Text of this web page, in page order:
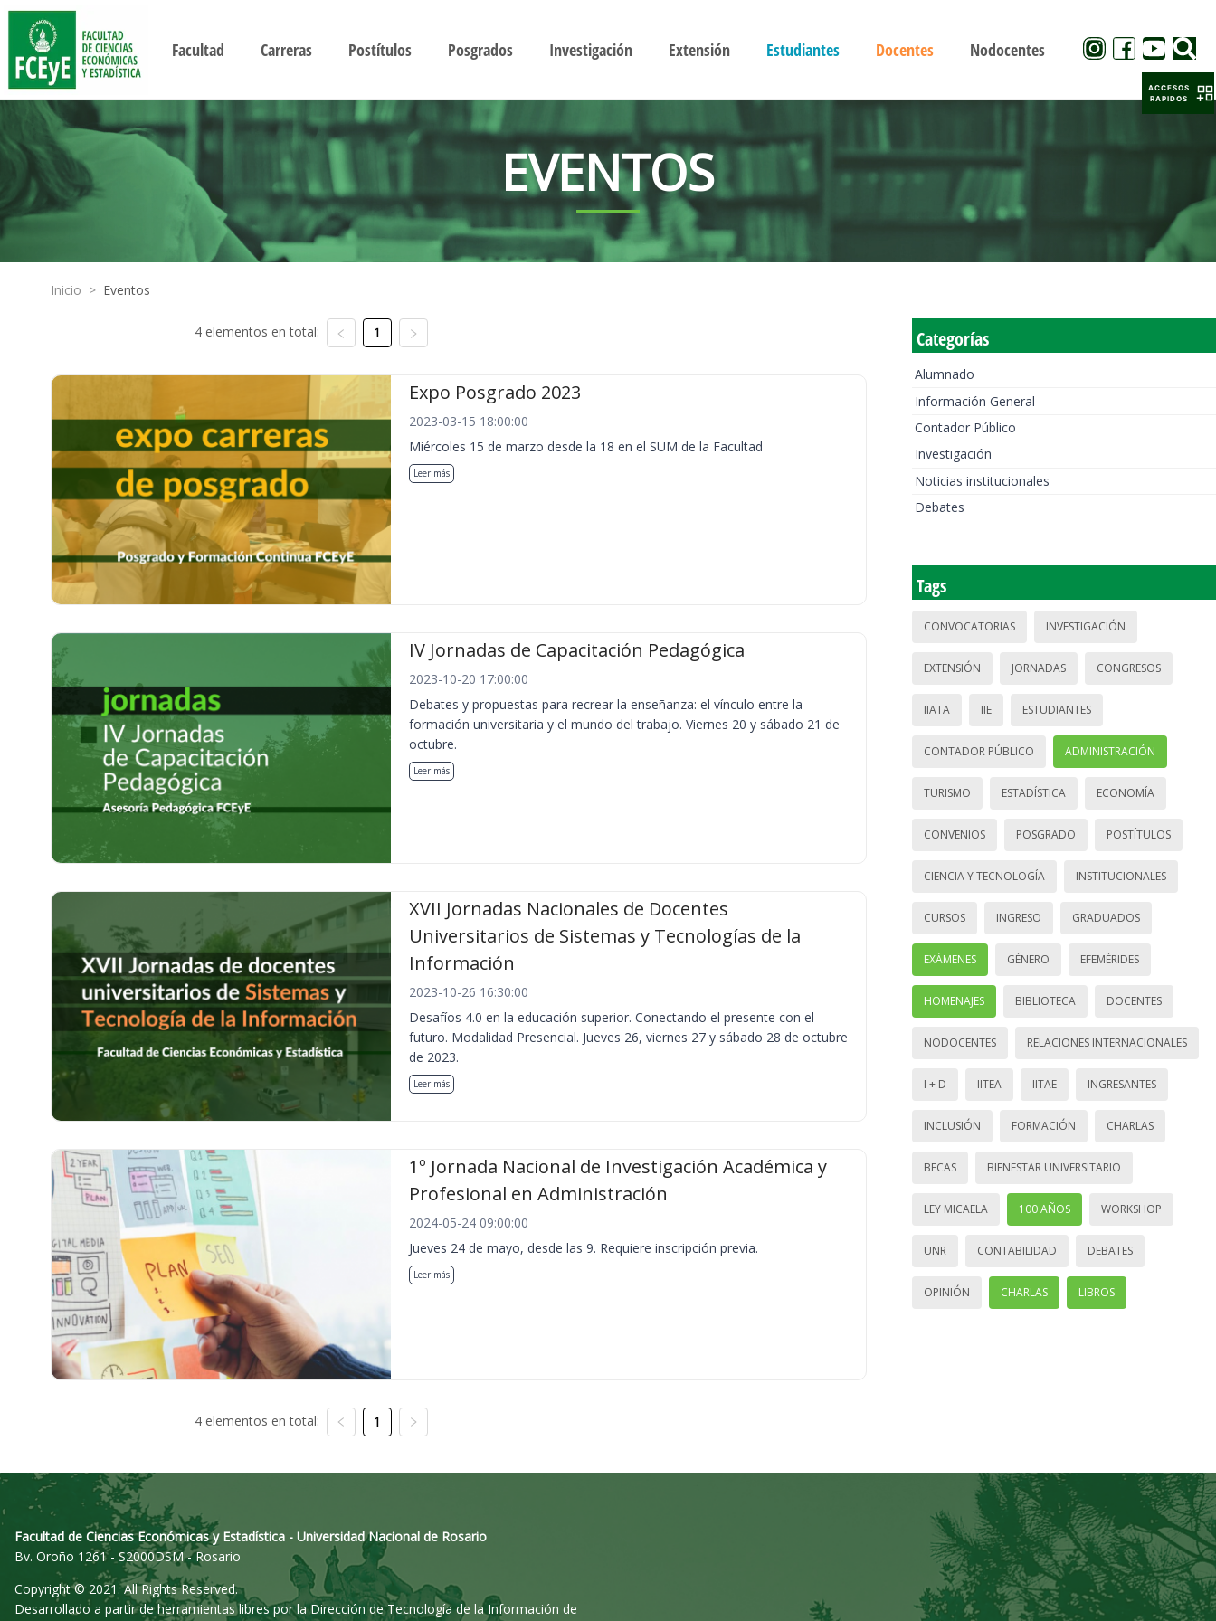
Facultad Carreras Postítulos Posgrados Investigación Extensión Estudiantes Docentes Nodocentes
EVENTOS
Inicio > Eventos
4 elementos en total: 1
Expo Posgrado 2023
2023-03-15 18:00:00
Miércoles 15 de marzo desde la 18 en el SUM de la Facultad
Leer más
IV Jornadas de Capacitación Pedagógica
2023-10-20 17:00:00
Debates y propuestas para recrear la enseñanza: el vínculo entre la
formación universitaria y el mundo del trabajo. Viernes 20 y sábado 21 de
octubre.
Leer más
XVII Jornadas Nacionales de Docentes
Universitarios de Sistemas y Tecnologías de la
Información
2023-10-26 16:30:00
Desafíos 4.0 en la educación superior. Conectando el presente con el
futuro. Modalidad Presencial. Jueves 26, viernes 27 y sábado 28 de octubre
de 2023.
Leer más
1º Jornada Nacional de Investigación Académica y
Profesional en Administración
2024-05-24 09:00:00
Jueves 24 de mayo, desde las 9. Requiere inscripción previa.
Leer más
4 elementos en total: 1
Categorías
Alumnado
Información General
Contador Público
Investigación
Noticias institucionales
Debates
Tags
CONVOCATORIAS INVESTIGACIÓN
EXTENSIÓN JORNADAS CONGRESOS
IIATA IIE ESTUDIANTES
CONTADOR PÚBLICO ADMINISTRACIÓN
TURISMO ESTADÍSTICA ECONOMÍA
CONVENIOS POSGRADO POSTÍTULOS
CIENCIA Y TECNOLOGÍA INSTITUCIONALES
CURSOS INGRESO GRADUADOS
EXÁMENES GÉNERO EFEMÉRIDES
HOMENAJES BIBLIOTECA DOCENTES
NODOCENTES RELACIONES INTERNACIONALES
I + D IITEA IITAE INGRESANTES
INCLUSIÓN FORMACIÓN CHARLAS
BECAS BIENESTAR UNIVERSITARIO
LEY MICAELA 100 AÑOS WORKSHOP
UNR CONTABILIDAD DEBATES
OPINIÓN CHARLAS LIBROS
Facultad de Ciencias Económicas y Estadística - Universidad Nacional de Rosario
Bv. Oroño 1261 - S2000DSM - Rosario
Copyright © 2021. All Rights Reserved.
Desarrollado a partir de herramientas libres por la Dirección de Tecnología de la Información de
ACCESOS
RAPIDOS